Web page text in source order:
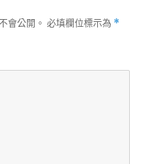
會公開。 必填欄位標示為 *